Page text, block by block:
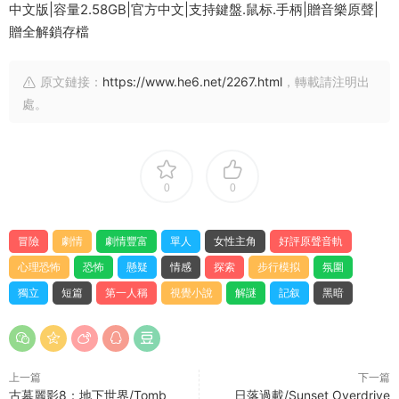
中文版|容量2.58GB|官方中文|支持鍵盤.鼠标.手柄|贈音樂原聲|
贈全解鎖存檔
原文鏈接： https://www.he6.net/2267.html ，轉載請注明出
處。
0 0
冒險 劇情 劇情豐富 單人 女性主角
好評原聲音軌
心理恐怖
恐怖 懸疑 情感 探索 步行模拟
氛圍
獨立
短篇 第一人稱 視覺小說 解謎 記叙 黑暗
上一篇
古墓麗影8：地下世界/Tomb
下一篇
日落過載/Sunset Overdrive